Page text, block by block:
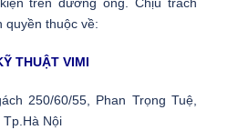
quyền thuộc về:
THUẬT VIMI
250/60/55, Phan Trọng Tuệ,
Nội